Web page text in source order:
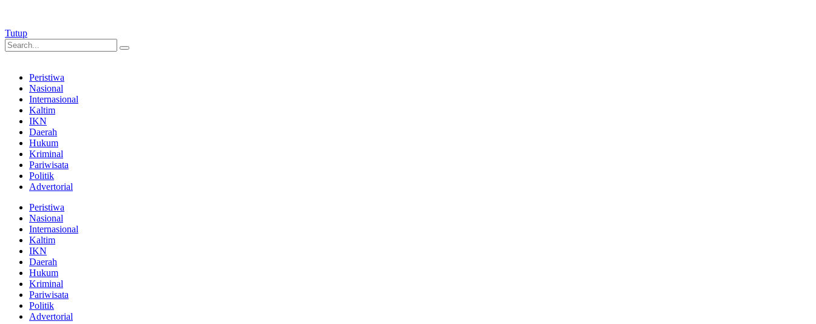
Tutup
Peristiwa
Nasional
Internasional
Kaltim
IKN
Daerah
Hukum
Kriminal
Pariwisata
Politik
Advertorial
Peristiwa
Nasional
Internasional
Kaltim
IKN
Daerah
Hukum
Kriminal
Pariwisata
Politik
Advertorial